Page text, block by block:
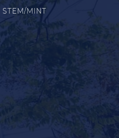
STEM/MINT